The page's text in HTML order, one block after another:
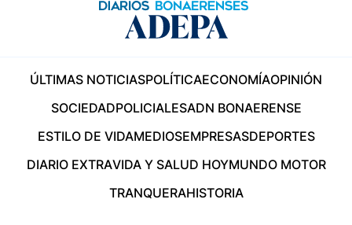
ÚLTIMAS NOTICIASPOLÍTICAECONOMÍAOPINIÓN
SOCIEDADPOLICIALESADN BONAERENSE
ESTILO DE VIDAMEDIOSEMPRESASDEPORTES
DIARIO EXTRAVIDA Y SALUD HOYMUNDO MOTOR
TRANQUERAHISTORIA